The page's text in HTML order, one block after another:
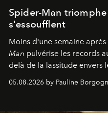
Spider-Man
s'essoufflent
Moins d'une semaine
Man pulvérise les records
delà de la lassitude envers
personnages continuent
05.08.2026 by Pauline